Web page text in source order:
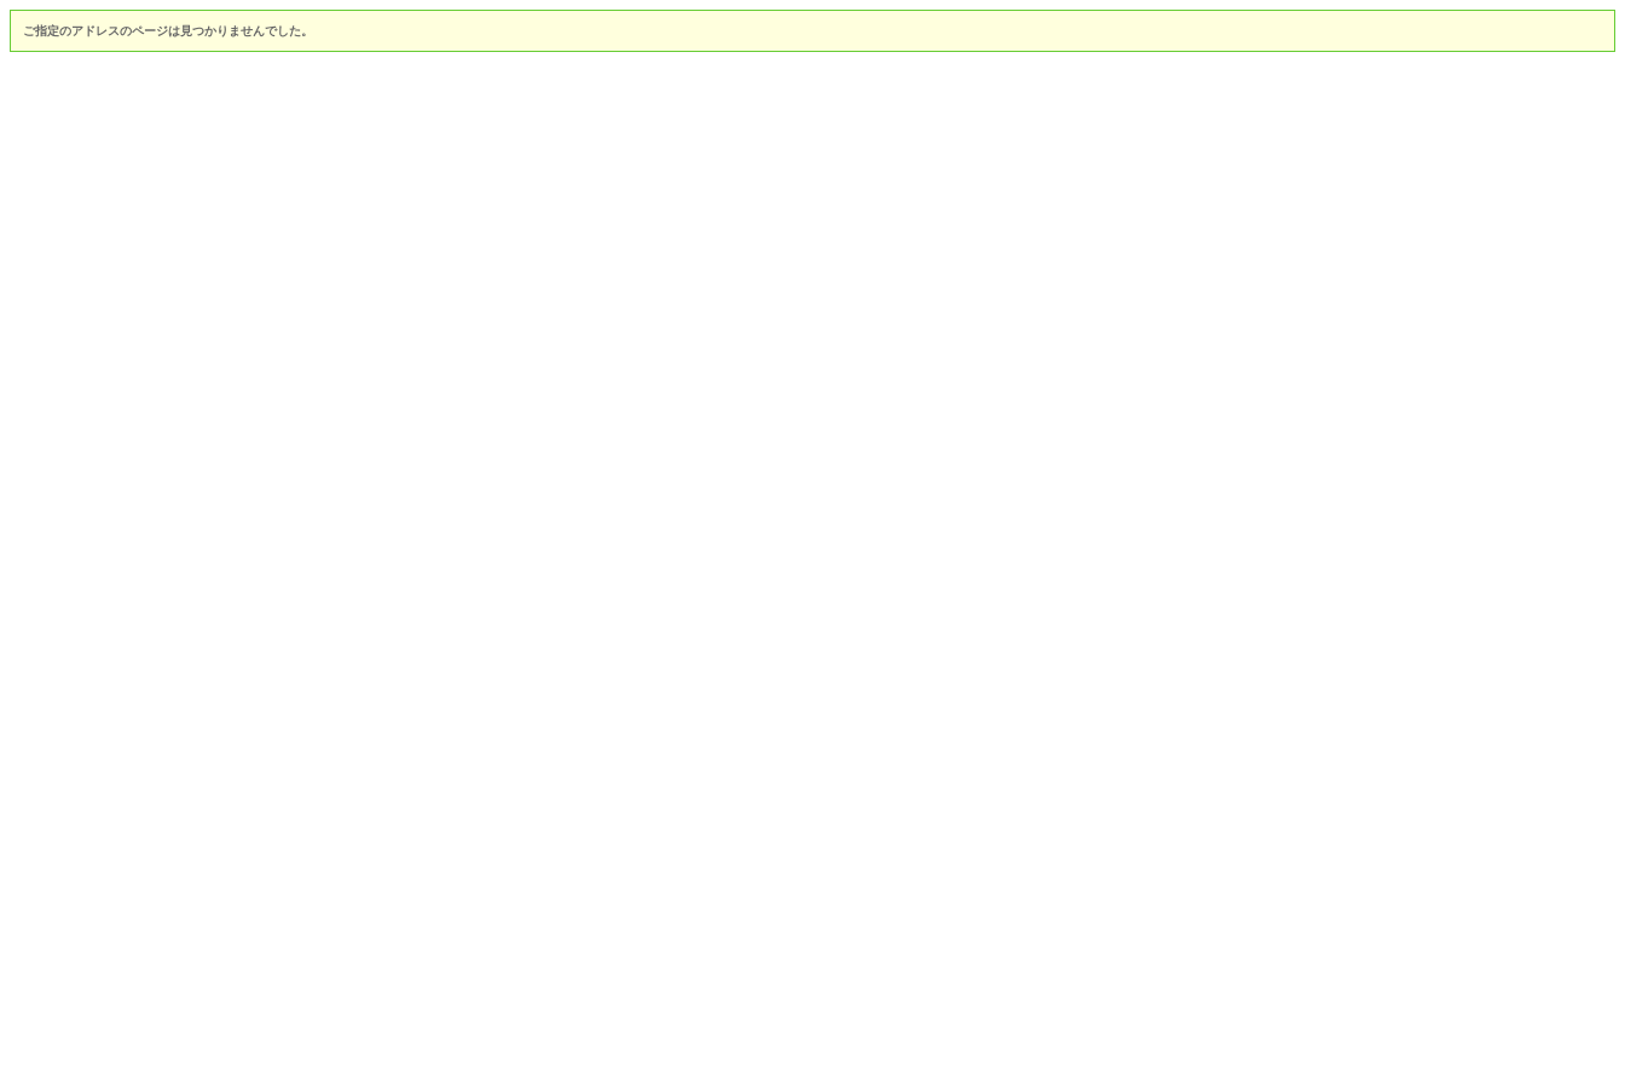
ご指定のアドレスのページは見つかりませんでした。